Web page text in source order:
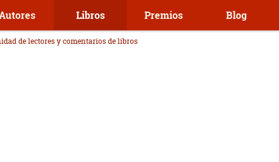
Libros Premios Blog
de lectores y comentarios de libros